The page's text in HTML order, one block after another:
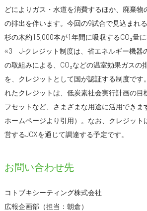
どによりガス・水道を消費するほか、廃棄物
の排出を伴います。今回の9試合で見込まれる
杉の木約15,000本が1年間に吸収するCO₂量に
※3 J-クレジット制度は、省エネルギー機器
の取組みによる、CO₂などの温室効果ガスの
を、クレジットとして国が認証する制度です
れたクレジットは、低炭素社会実行計画の目
フセットなど、さまざまな用途に活用できま
ホームページより引用）。なお、クレジット
営するJCXを通じて調達する予定です。
お問い合わせ先
コトブキシーティング株式会社
広報企画部（担当：朝倉）